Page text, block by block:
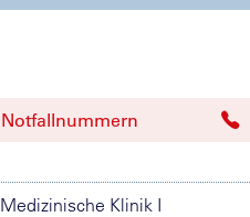
Notfallnummern
Medizinische Klinik I